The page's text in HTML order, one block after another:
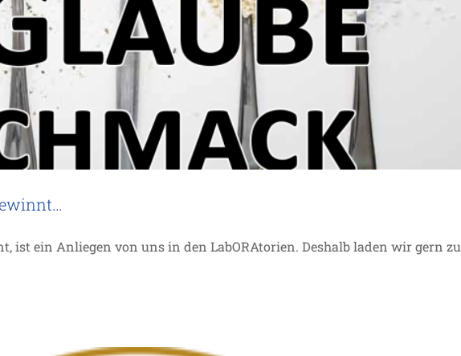
ist ein Anliegen von uns in den LabORAtorien. Deshalb laden wir gern zu
LUV – Alles beginnt mit der Sehnsucht!
Allgemein Termin